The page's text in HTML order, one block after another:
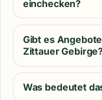
einchecken?
Gibt es
Zittauer
Was bedeutet